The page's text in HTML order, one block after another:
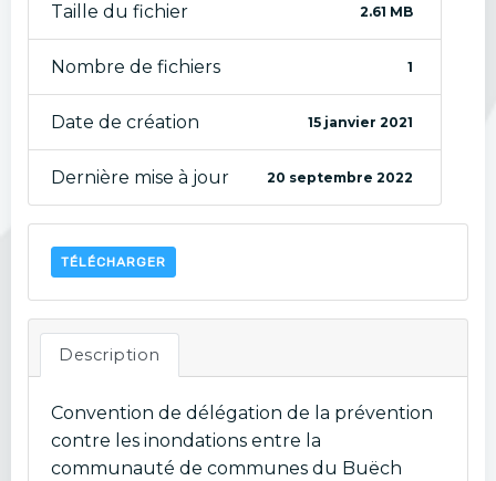
Taille du fichier 2.61 MB
Nombre de fichiers 1
Date de création 15 janvier 2021
Dernière mise à jour 20 septembre 2022
TÉLÉCHARGER
Description
Convention de délégation de la prévention
contre les inondations entre la
communauté de communes du Buëch